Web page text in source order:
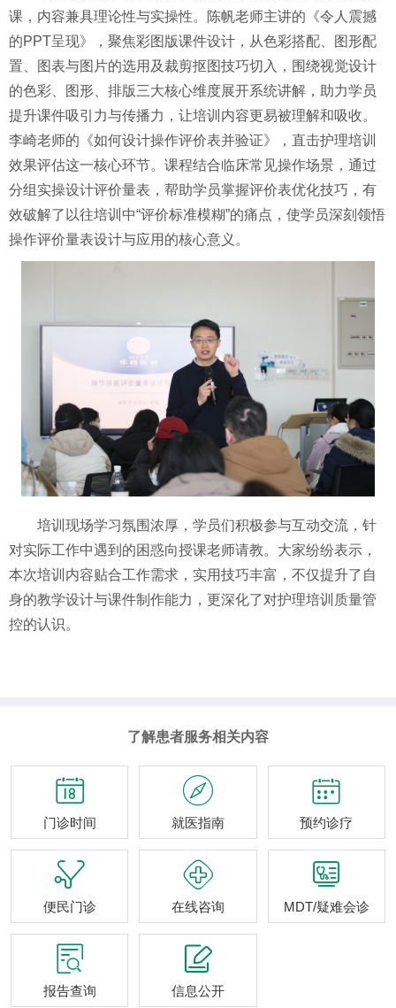
课，内容兼具理论性与实操性。陈帆老师主讲的《令人震撼
的PPT呈现》，聚焦彩图版课件设计，从色彩搭配、图形配
置、图表与图片的选用及裁剪抠图技巧切入，围绕视觉设计
的色彩、图形、排版三大核心维度展开系统讲解，助力学员
提升课件吸引力与传播力，让培训内容更易被理解和吸收。
李崎老师的《如何设计操作评价表并验证》，直击护理培训
效果评估这一核心环节。课程结合临床常见操作场景，通过
分组实操设计评价量表，帮助学员掌握评价表优化技巧，有
效破解了以往培训中“评价标准模糊”的痛点，使学员深刻领悟
操作评价量表设计与应用的核心意义。
培训现场学习氛围浓厚，学员们积极参与互动交流，针
对实际工作中遇到的困惑向授课老师请教。大家纷纷表示，
本次培训内容贴合工作需求，实用技巧丰富，不仅提升了自
身的教学设计与课件制作能力，更深化了对护理培训质量管
控的认识。
了解患者服务相关内容

门诊时间

就医指南

预约诊疗

便民门诊

在线咨询

MDT/疑难会诊

报告查询

信息公开